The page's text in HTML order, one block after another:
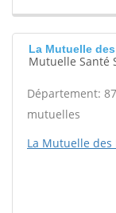
La Mutuelle
Mutuelle Santé
Département: 87
mutuelles
La Mutuelle des